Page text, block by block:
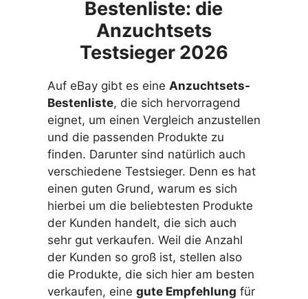
Bestenliste: die
Anzuchtsets
Testsieger 2026
Auf eBay gibt es eine Anzuchtsets-
Bestenliste, die sich hervorragend
eignet, um einen Vergleich anzustellen
und die passenden Produkte zu
finden. Darunter sind natürlich auch
verschiedene Testsieger. Denn es hat
einen guten Grund, warum es sich
hierbei um die beliebtesten Produkte
der Kunden handelt, die sich auch
sehr gut verkaufen. Weil die Anzahl
der Kunden so groß ist, stellen also
die Produkte, die sich hier am besten
verkaufen, eine gute Empfehlung für